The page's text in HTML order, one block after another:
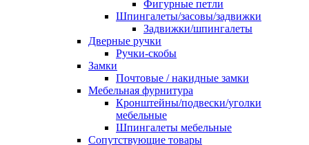
Фигурные петли
Шпингалеты/засовы/задвижки
Задвижки/шпингалеты
Дверные ручки
Ручки-скобы
Замки
Почтовые / накидные замки
Мебельная фурнитура
Кронштейны/подвески/уголки
мебельные
Шпингалеты мебельные
Сопутствующие товары